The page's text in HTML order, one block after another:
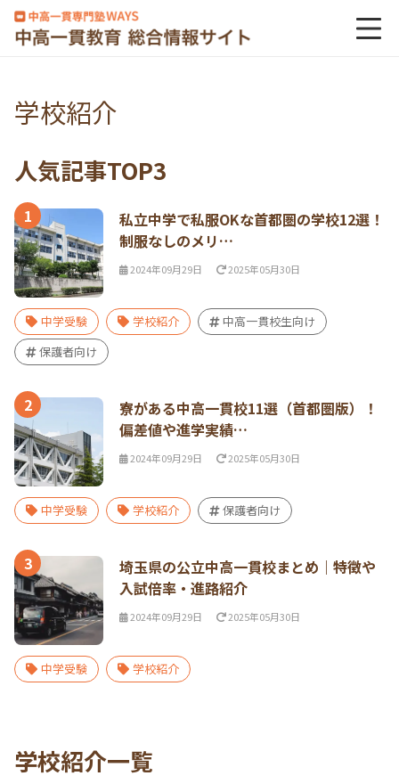
学校紹介
人気記事TOP3
1
私立中学で私服OKな首都圏の学校12選！
制服なしのメリ…
2024年09月29日 2025年05月30日
中学受験 学校紹介
中高一貫校生向け
保護者向け
2
寮がある中高一貫校11選（首都圏版）！
偏差値や進学実績…
2024年09月29日 2025年05月30日
中学受験 学校紹介 保護者向け
3
埼玉県の公立中高一貫校まとめ｜特徴や
入試倍率・進路紹介
2024年09月29日 2025年05月30日
中学受験 学校紹介
学校紹介一覧